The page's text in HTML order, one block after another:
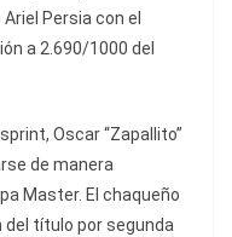
Persia con el
a 2.690/1000 del
Oscar “Zapallito”
de manera
Master. El chaqueño
título por segunda